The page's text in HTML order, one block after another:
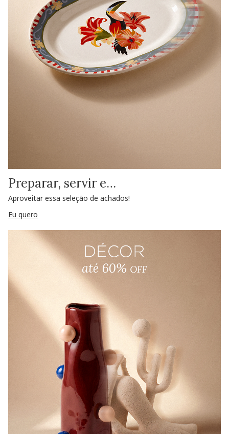
Preparar, servir e…
Aproveitar essa seleção de achados!
Eu quero